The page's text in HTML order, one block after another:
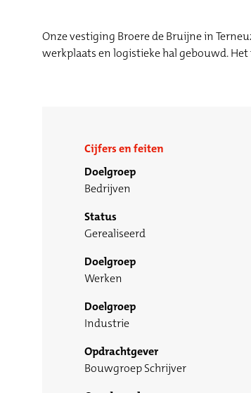
Onze vestiging Broere de Bruijne in
werkplaats en logistieke hal gebouwd.
Cijfers en feiten
Doelgroep
Bedrijven
Status
Gerealiseerd
Doelgroep
Werken
Doelgroep
Industrie
Opdrachtgever
Bouwgroep Schrijver